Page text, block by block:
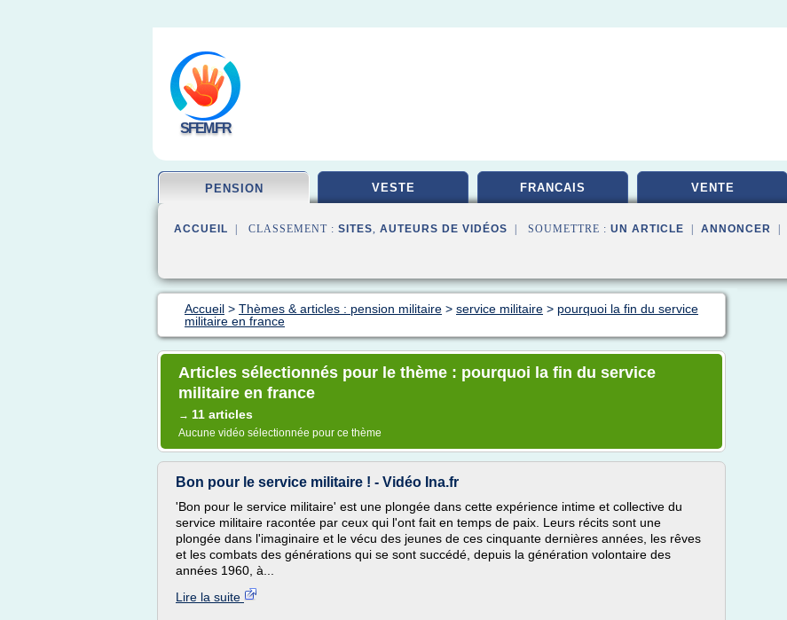
SFEM.FR
PENSION VESTE FRANCAIS VENTE
ACCUEIL | CLASSEMENT : SITES, AUTEURS DE VIDÉOS | SOUMETTRE : UN ARTICLE ANNONCER
Accueil > Thèmes & articles : pension militaire > service militaire > pourquoi la fin du service
militaire en france
Articles sélectionnés pour le thème : pourquoi la fin du service
militaire en france
→ 11 articles
Aucune vidéo sélectionnée pour ce thème
Bon pour le service militaire ! - Vidéo Ina.fr
'Bon pour le service militaire' est une plongée dans cette expérience intime et collective du
service militaire racontée par ceux qui l'ont fait en temps de paix. Leurs récits sont une
plongée dans l'imaginaire et le vécu des jeunes de ces cinquante dernières années, les rêves
et les combats des générations qui se sont succédé, depuis la génération volontaire des
années 1960, à...
Lire la suite